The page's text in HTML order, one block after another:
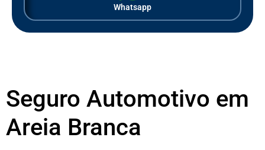
Whatsapp
Seguro Automotivo em
Areia Branca